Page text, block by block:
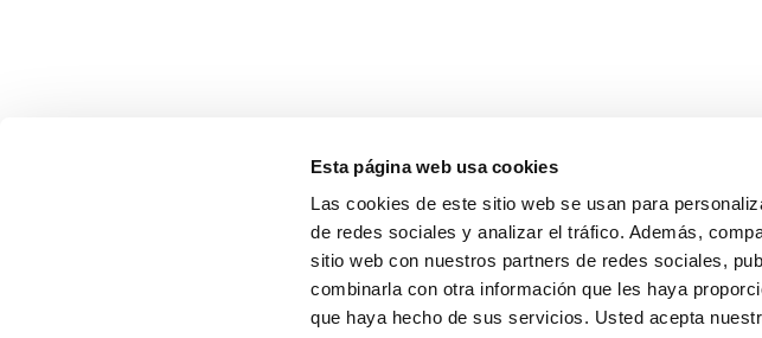
Esta página web usa cookies
Las cookies de este sitio web se usan para
de redes sociales y analizar el tráfico. Además,
sitio web con nuestros partners de redes sociales,
combinarla con otra información que les haya
que haya hecho de sus servicios. Usted acepta